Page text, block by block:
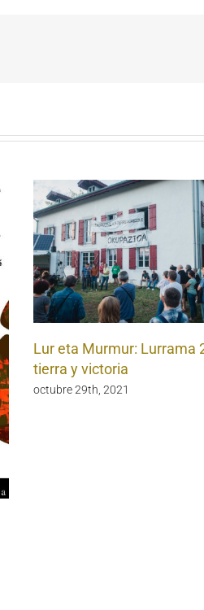
Lur eta Murmur: Lurrama
tierra y victoria
octubre 29th, 2021